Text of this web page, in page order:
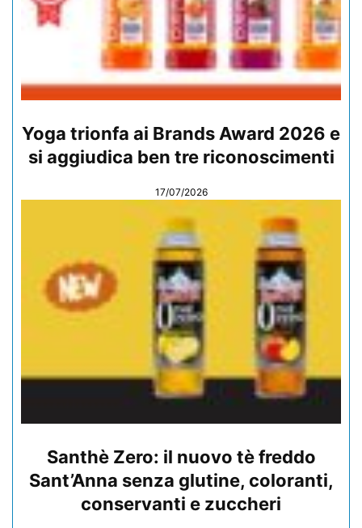
Yoga trionfa ai Brands Award 2026 e
si aggiudica ben tre riconoscimenti
17/07/2026
Santhè Zero: il nuovo tè freddo
Sant’Anna senza glutine, coloranti,
conservanti e zuccheri